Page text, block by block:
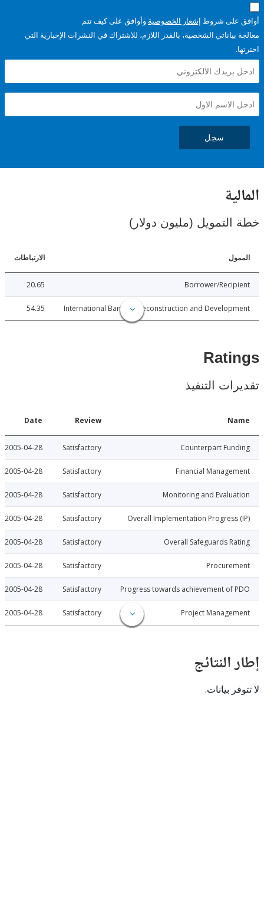
شروطإشعار الخصوصيةوأوافق على كيف تتم
الشخصية، بالقدر اللازم، للاشتراك في النشرات الإخبارية التي
(مليون دولار)
الارتباطات
Borrower/
International Bank for Reconstruction and
54.35
التنفيذ
Counterpart
Satisfactory
2005-04-28
Financial
Satisfactory
2005-04-28
Monitoring and
Satisfactory
2005-04-28
Overall Implementation
Satisfactory
2005-04-28
Overall Safeguards
Satisfactory
2005-04-28
Satisfactory
2005-04-28
Progress towards achievement of
Satisfactory
2005-04-28
Project
Satisfactory
2005-04-28
بيانات.